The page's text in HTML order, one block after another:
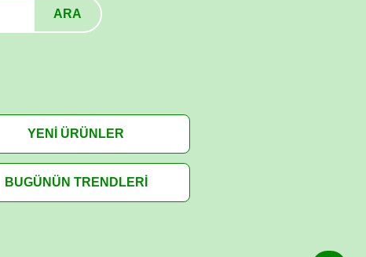
ARA
YENİ ÜRÜNLER
BUGÜNÜN TRENDLERİ